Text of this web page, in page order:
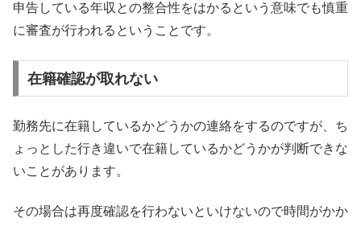
申告している年収との整合性をはかるという意味でも慎重
に審査が行われるということです。
在籍確認が取れない
勤務先に在籍しているかどうかの連絡をするのですが、ち
ょっとした行き違いで在籍しているかどうかが判断できな
いことがあります。
その場合は再度確認を行わないといけないので時間がかか